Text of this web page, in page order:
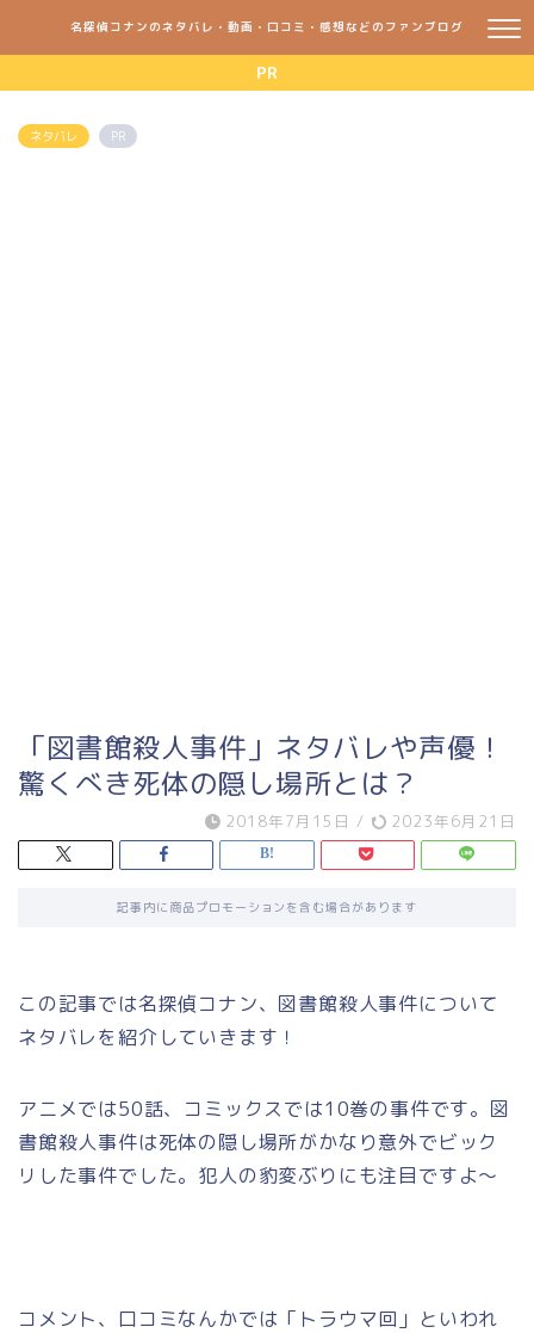
名探偵コナンのネタバレ・動画・口コミ・感想などのファンブログ
PR
ネタバレ PR
「図書館殺人事件」ネタバレや声優！
驚くべき死体の隠し場所とは？
2018年7月15日 / 2023年6月21日
記事内に商品プロモーションを含む場合があります
この記事では名探偵コナン、図書館殺人事件について
ネタバレを紹介していきます！
アニメでは50話、コミックスでは10巻の事件です。図
書館殺人事件は死体の隠し場所がかなり意外でビック
リした事件でした。犯人の豹変ぶりにも注目ですよ～
コメント、口コミなんかでは「トラウマ回」といわれ